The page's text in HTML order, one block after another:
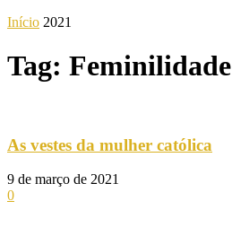
Início 2021
Tag: Feminilidade
As vestes da mulher católica
9 de março de 2021
0